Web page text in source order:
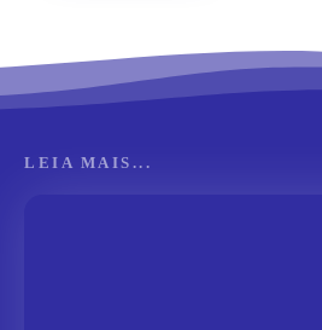
LEIA MAIS...